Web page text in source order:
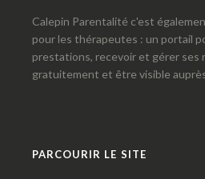
Calepin Parentalité c'est
pour les thérapeutes : un portail
prestations, recevoir et gérer ses
gratuitement et être visible
PARCOURIR LE SITE